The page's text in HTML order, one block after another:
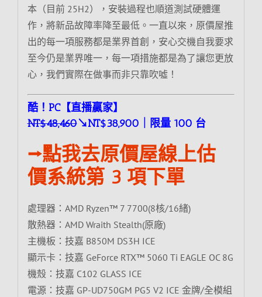
本（目前 25H2），安裝過程也順道測試硬體運
作，將新品故障率降至最低。一直以來，原價屋推
出的每一項服務都是業界首創，安心交機自我要求
至今仍是業界唯一，每一項措施都是為了讓您更放
心，我們實際在做事而非只靠吹噓！
酷！PC【直播贏家】
NT$48,460↘NT$38,900｜限量 100 台
⭢點我去原價屋線上估
價系統第 3 項下單
處理器：AMD Ryzen™ 7 7700(8核/16緒)
散熱器：AMD Wraith Stealth(原廠)
主機板：技嘉 B850M DS3H ICE
顯示卡：技嘉 GeForce RTX™ 5060 Ti EAGLE OC 8G
機殼：技嘉 C102 GLASS ICE
電源：技嘉 GP-UD750GM PG5 V2 ICE 金牌/全模組